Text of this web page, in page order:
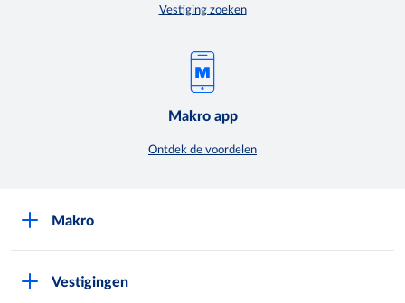
Vestiging zoeken
Makro app
Ontdek de voordelen
Makro
Vestigingen